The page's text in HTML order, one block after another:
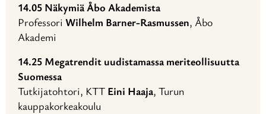
14.05 Näkymiä Åbo Akademista
Professori Wilhelm Barner-Rasmussen, Åbo
Akademi
14.25 Megatrendit uudistamassa meriteollisuutta
Suomessa
Tutkijatohtori, KTT Eini Haaja, Turun
kauppakorkeakoulu